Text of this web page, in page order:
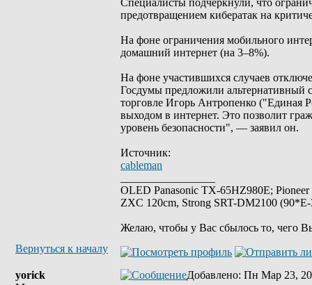
Специалисты подчеркнули, что
предотвращением кибератак на
На фоне ограничения мобильного
домашний интернет (на 3–8%).
На фоне участившихся случаев
Госдумы предложили альтернативный
торговле Игорь Антропенко ("Единая
выходом в интернет. Это позволит
уровень безопасности", — заявил он.
Источник:
cableman
OLED Panasonic TX-65HZ980E;
ZXC 120cm, Strong SRT-DM2100
Желаю, чтобы у Вас сбылось то, чего
Вернуться к началу
yorick
Добавлено: Пн Мар 23,